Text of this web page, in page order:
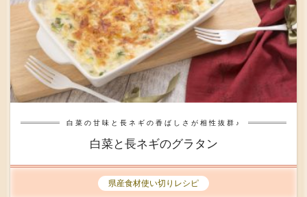
白菜の甘味と長ネギの香ばしさが相性抜群♪
白菜と長ネギのグラタン
県産食材使い切りレシピ